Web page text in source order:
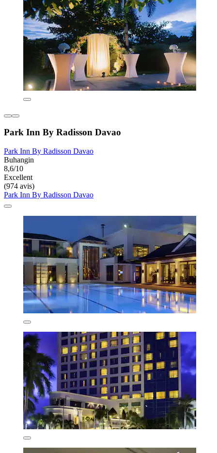
Park Inn By Radisson Davao
Park Inn By Radisson Davao
Buhangin
8,6/10
Excellent
(974 avis)
Park Inn By Radisson Davao